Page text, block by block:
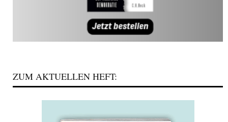
ZUM AKTUELLEN HEFT: